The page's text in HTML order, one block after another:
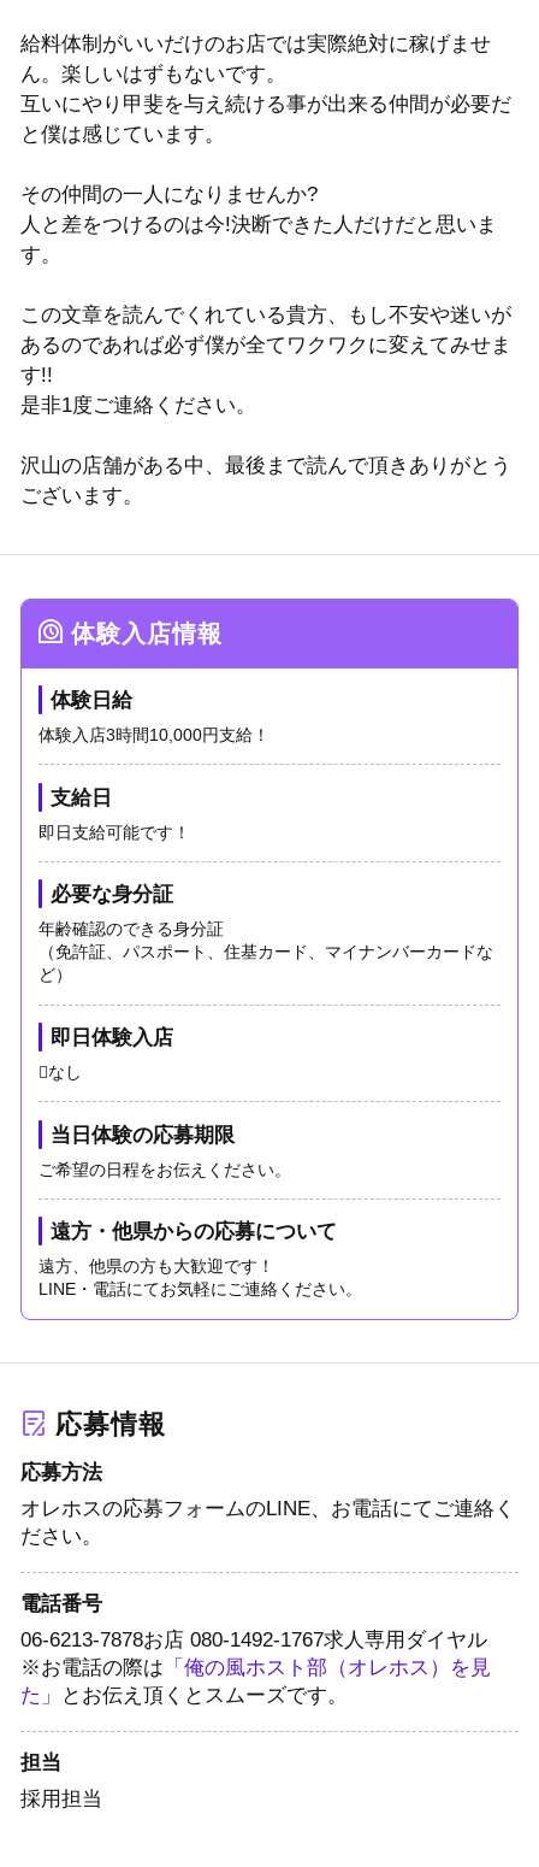
給料体制がいいだけのお店では実際絶対に稼げませ
ん。楽しいはずもないです。
互いにやり甲斐を与え続ける事が出来る仲間が必要だ
と僕は感じています。
その仲間の一人になりませんか?
人と差をつけるのは今!決断できた人だけだと思いま
す。
この文章を読んでくれている貴方、もし不安や迷いが
あるのであれば必ず僕が全てワクワクに変えてみせま
す!!
是非1度ご連絡ください。
沢山の店舗がある中、最後まで読んで頂きありがとう
ございます。
体験入店情報
体験日給
体験入店3時間10,000円支給！
支給日
即日支給可能です！
必要な身分証
年齢確認のできる身分証
（免許証、パスポート、住基カード、マイナンバーカードな
ど）
即日体験入店
なし
当日体験の応募期限
ご希望の日程をお伝えください。
遠方・他県からの応募について
遠方、他県の方も大歓迎です！
LINE・電話にてお気軽にご連絡ください。
応募情報
応募方法
オレホスの応募フォームのLINE、お電話にてご連絡く
ださい。
電話番号
06-6213-7878お店 080-1492-1767求人専用ダイヤル
※お電話の際は 「俺の風ホスト部（オレホス）を見
た」
とお伝え頂くとスムーズです。
担当
採用担当